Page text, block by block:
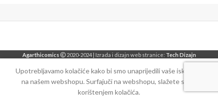
Agarthicomics 2020-2024 | Izrada i dizajn web stranice: Tech Dizajn
Upotrebljavamo kolačiće kako bi smo unaprijedili vaše iskustvo
na našem webshopu. Surfajuči na webshopu, slažete se sa
korištenjem kolačića.